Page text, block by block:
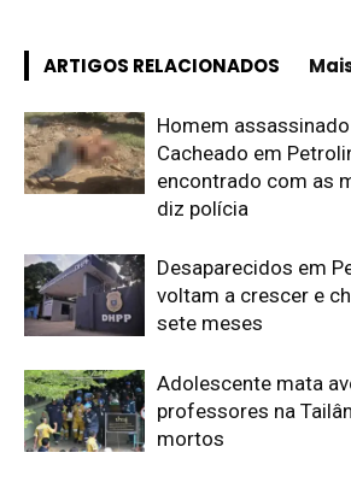
ARTIGOS RELACIONADOS
Homem
Cacheado em
encontrado com as
diz polícia
Desaparecidos em
voltam a crescer e
sete meses
Adolescente mata
professores na
mortos